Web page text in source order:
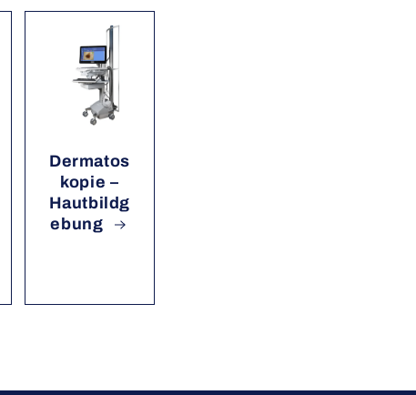
Dermatos
kopie –
Hautbildg
ebung